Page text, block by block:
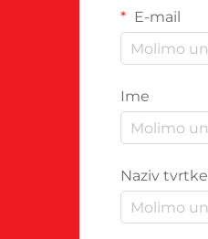
E-mail
Ime
Naziv tvrtke